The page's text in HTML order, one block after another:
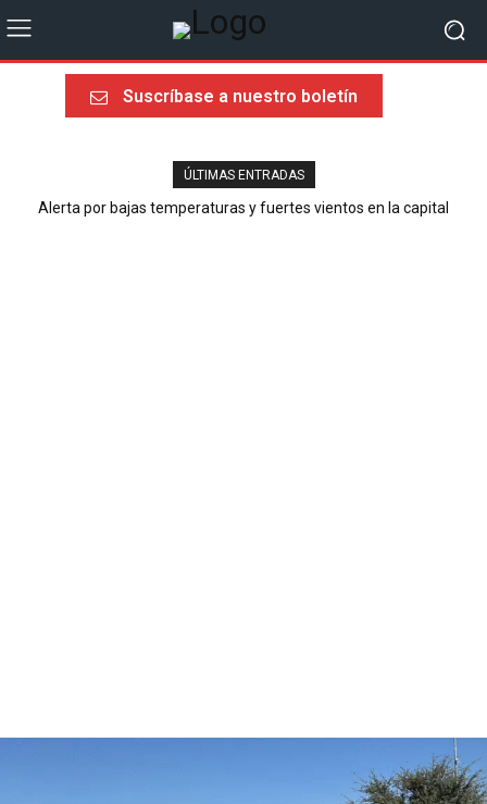
Suscríbase a nuestro boletín
ÚLTIMAS ENTRADAS
Alerta por bajas temperaturas y fuertes vientos en la capital
Última llamada rumbo al Mundial 2026: sorpresas, heroísmos y